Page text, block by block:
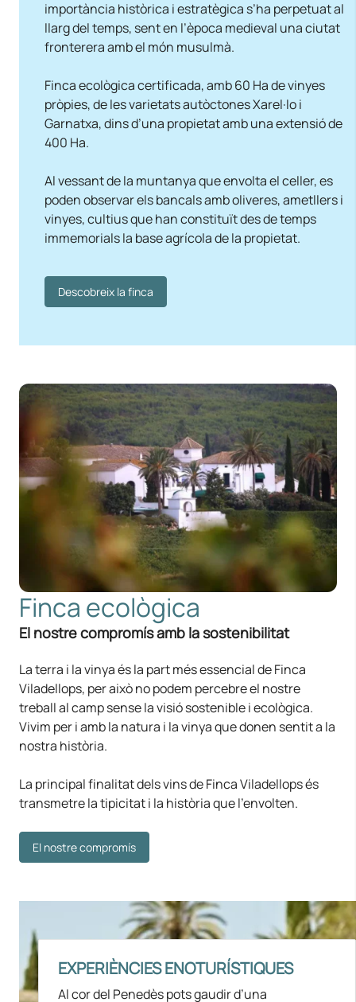
importància històrica i estratègica s’ha perpetuat al
llarg del temps, sent en l’època medieval una ciutat
fronterera amb el món musulmà.
Finca ecològica certificada, amb 60 Ha de vinyes
pròpies, de les varietats autòctones Xarel·lo i
Garnatxa, dins d’una propietat amb una extensió de
400 Ha.
Al vessant de la muntanya que envolta el celler, es
poden observar els bancals amb oliveres, ametllers i
vinyes, cultius que han constituït des de temps
immemorials la base agrícola de la propietat.
Descobreix la finca
Finca ecològica
El nostre compromís amb la sostenibilitat
La terra i la vinya és la part més essencial de Finca
Viladellops, per això no podem percebre el nostre
treball al camp sense la visió sostenible i ecològica.
Vivim per i amb la natura i la vinya que donen sentit a la
nostra història.
La principal finalitat dels vins de Finca Viladellops és
transmetre la tipicitat i la història que l’envolten.
El nostre compromís
EXPERIÈNCIES ENOTURÍSTIQUES
Al cor del Penedès pots gaudir d’una